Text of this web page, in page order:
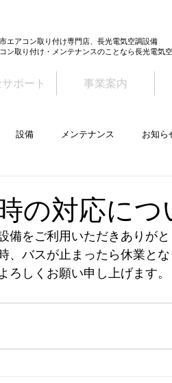
エアコン取り付け専門店、長光電気空調設備
ン取り付け・メンテナンスのことなら長光電気
ポート 事業案内
設備 メンテナンス お知ら
の対応につ
備をご利用いただきありがと
、バスが止まったら休業とな
ろしくお願い申し上げます。